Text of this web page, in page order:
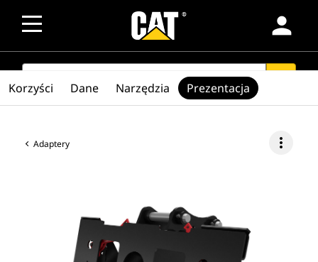
person
SEARCH
Adaptery more_vert
Korzyści Dane Narzędzia Prezentacja